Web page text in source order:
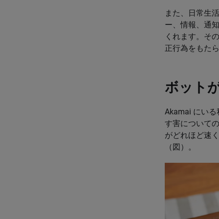
また、日常生
ー、情報、通
くれます。そ
正行為をもた
ボット
Akamai にい
す害について
がどれほど速
（図）。